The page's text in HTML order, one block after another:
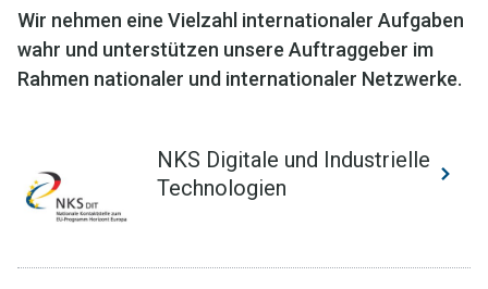
Wir nehmen eine Vielzahl internationaler Aufgaben
wahr und unterstützen unsere Auftraggeber im
Rahmen nationaler und internationaler Netzwerke.
NKS Digitale und Industrielle
Technologien